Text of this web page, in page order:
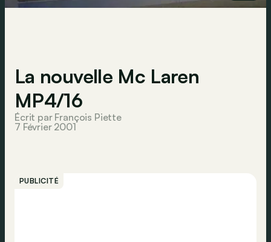
La nouvelle Mc Laren
MP4/16
Écrit par François Piette
7 Février 2001
PUBLICITÉ